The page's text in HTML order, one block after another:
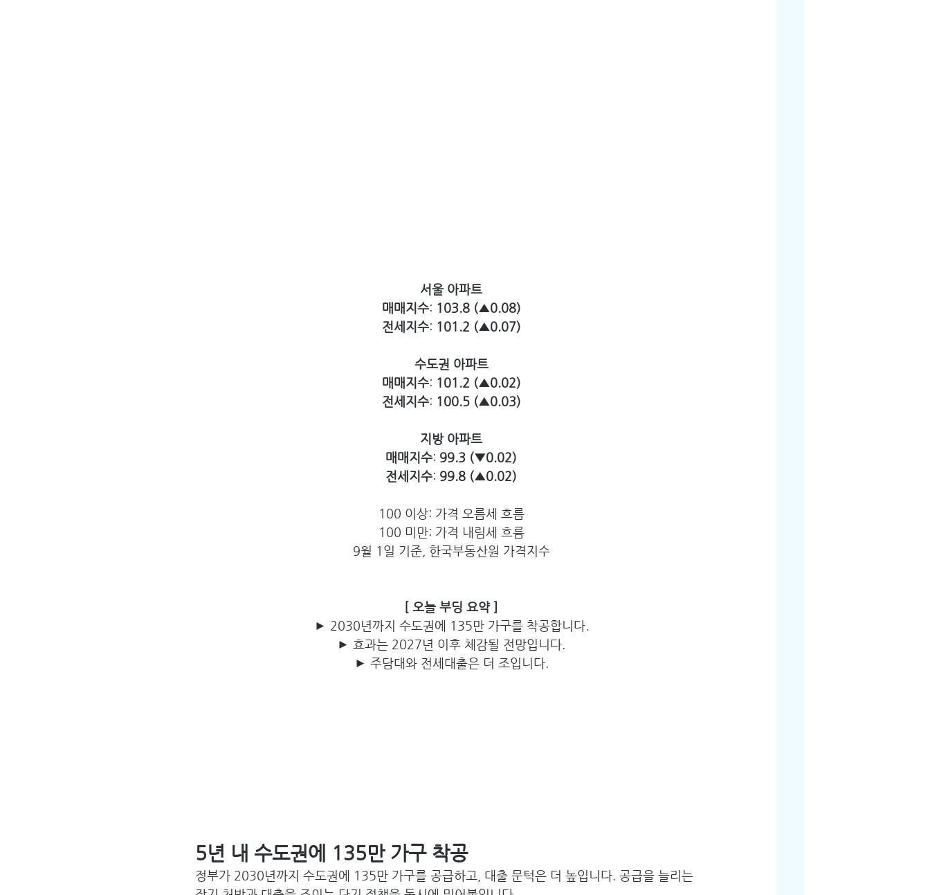
서울 아파트
매매지수: 103.8 (▲0.08)
전세지수: 101.2 (▲0.07)
수도권 아파트
매매지수: 101.2 (▲0.02)
전세지수: 100.5 (▲0.03)
지방 아파트
매매지수: 99.3 (▼0.02)
전세지수: 99.8 (▲0.02)
100 이상: 가격 오름세 흐름
100 미만: 가격 내림세 흐름
9월 1일 기준, 한국부동산원 가격지수
[ 오늘 부딩 요약 ]
► 2030년까지 수도권에 135만 가구를 착공합니다.
► 효과는 2027년 이후 체감될 전망입니다.
► 주담대와 전세대출은 더 조입니다.
5년 내 수도권에 135만 가구 착공
정부가 2030년까지 수도권에 135만 가구를 공급하고, 대출 문턱은 더 높입니다. 공급을 늘리는